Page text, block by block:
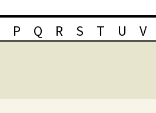
P Q R S T U V